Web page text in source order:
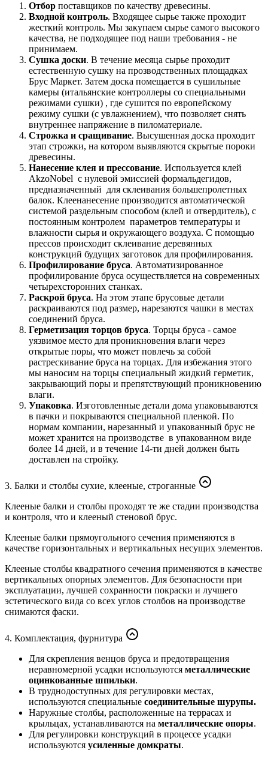
Отбор поставщиков по качеству древесины.
Входной контроль. Входящее сырье также проходит
жесткий контроль. Мы закупаем сырье самого высокого
качества, не подходящее под наши требования - не
принимаем.
Сушка доски. В течение месяца сырье проходит
естественную сушку на прозводственных площадках
Брус Маркет. Затем доска помещается в сушильные
камеры (итальянские контроллеры со специальными
режимами сушки) , где сушится по европейскому
режиму сушки (с увлажнением), что позволяет снять
внутреннее напряжение в пиломатериале.
Строжка и сращивание. Высушенная доска проходит
этап строжки, на котором выявляются скрытые пороки
древесины.
Нанесение клея и прессование. Используется клей
AkzoNobel с нулевой эмиссией формальдегидов,
предназначенный для склеивания большепролетных
балок. Клеенанесение производится автоматической
системой раздельным способом (клей и отвердитель), с
постоянным контролем параметров температуры и
влажности сырья и окружающего воздуха. С помощью
прессов происходит склеивание деревянных
конструкций будущих заготовок для профилирования.
Профилирование бруса. Автоматизированное
профилирование бруса осуществляется на современных
четырехсторонних станках.
Раскрой бруса. На этом этапе брусовые детали
раскраиваются под размер, нарезаются чашки в местах
соединений бруса.
Герметизация торцов бруса. Торцы бруса - самое
уязвимое место для проникновения влаги через
открытые поры, что может повлечь за собой
растрескивание бруса на торцах. Для избежания этого
мы наносим на торцы специальный жидкий герметик,
закрывающий поры и препятствующий проникновению
влаги.
Упаковка. Изготовленные детали дома упаковываются
в пачки и покрываются специальной пленкой. По
нормам компании, нарезанный и упакованный брус не
может хранится на производстве в упакованном виде
более 14 дней, и в течение 14-ти дней должен быть
доставлен на стройку.
3. Балки и столбы сухие, клееные, строганные
Клееные балки и столбы проходят те же стадии производства
и контроля, что и клееный стеновой брус.
Клееные балки прямоугольного сечения применяются в
качестве горизонтальных и вертикальных несущих элементов.
Клееные столбы квадратного сечения применяются в качестве
вертикальных опорных элементов. Для безопасности при
эксплуатации, лучшей сохранности покраски и лучшего
эстетического вида со всех углов столбов на производстве
снимаются фаски.
4. Комплектация, фурнитура
Для скрепления венцов бруса и предотвращения
неравномерной усадки используются металлические
оцинкованные шпильки.
В труднодоступных для регулировки местах,
используются специальные соединительные шурупы.
Наружные столбы, расположенные на террасах и
крыльцах, устанавливаются на металлические опоры.
Для регулировки конструкций в процессе усадки
используются усиленные домкраты.